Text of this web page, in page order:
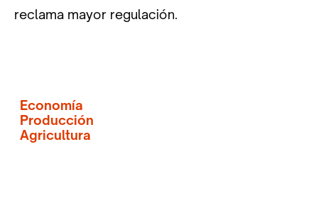
reclama mayor regulación.
Economía
Producción
Agricultura